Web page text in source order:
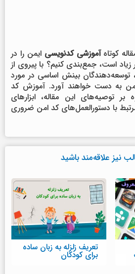
کوتاهآموزشی کدنویسی ایمن را در
است، جمع‌بندی کنیم؟ با پیروی از
توسعه‌دهندگان بینش اساسی در مورد
امن به دست خواهند آورد. آموزش کد
توصیه‌های این مقاله، ابزارهای
با دستورالعمل‌های کد امن ضروری
نیز علاقه‌مند باشید
تعریف زلزله به زبان ساده
برای کودکان